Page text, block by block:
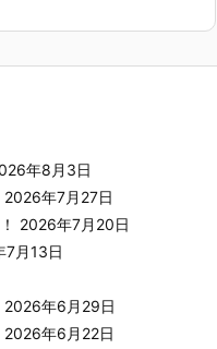
年8月3日
2026年7月27日
2026年7月20日
7月13日
2026年6月29日
2026年6月22日